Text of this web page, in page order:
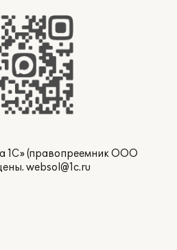
1С» (правопреемник ООО
websol@1c.ru